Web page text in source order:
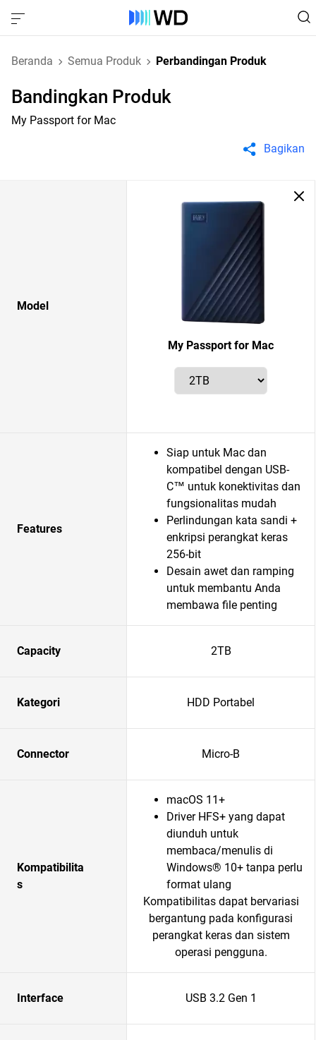
Beranda Semua Produk Perbandingan Produk
Bandingkan Produk
My Passport for Mac
Bagikan
Model
My Passport for Mac
Features
Siap untuk Mac dan
kompatibel dengan USB-
C™ untuk konektivitas dan
fungsionalitas mudah
Perlindungan kata sandi +
enkripsi perangkat keras
256-bit
Desain awet dan ramping
untuk membantu Anda
membawa file penting
Capacity 2TB
Kategori HDD Portabel
Connector Micro-B
Kompatibilita
s
macOS 11+
Driver HFS+ yang dapat
diunduh untuk
membaca/menulis di
Windows® 10+ tanpa perlu
format ulang
Kompatibilitas dapat bervariasi
bergantung pada konfigurasi
perangkat keras dan sistem
operasi pengguna.
Interface USB 3.2 Gen 1